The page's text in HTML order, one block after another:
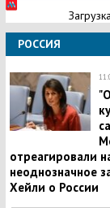
РОССИЯ
отреагировали
неоднозначное
Хейли о России